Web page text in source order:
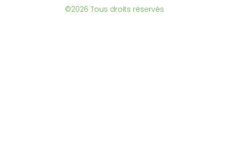
©2026 Tous droits réservés